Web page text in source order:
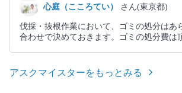
心庭（こころてい） さん(東京都)
伐採・抜根作業において、ゴミの処分はあ
合わせで決めておきます。ゴミの処分費は
アスクマイスターをもっとみる